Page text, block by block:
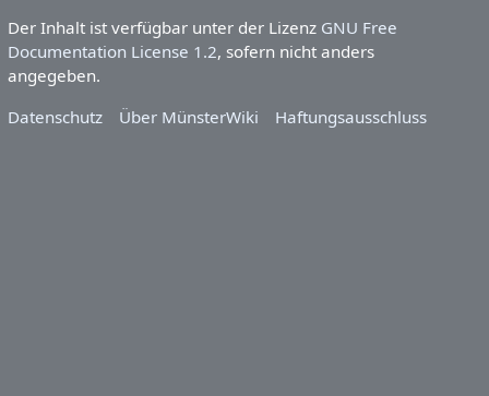
Der Inhalt ist verfügbar unter der Lizenz GNU Free
Documentation License 1.2, sofern nicht anders
angegeben.
Datenschutz
Über MünsterWiki Haftungsausschluss